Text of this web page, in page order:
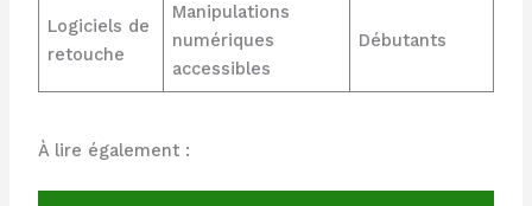
Logiciels de
retouche
Manipulations
numériques
accessibles
Débutants
À lire également :